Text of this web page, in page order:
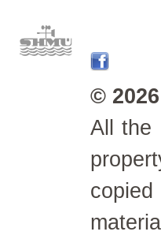
©
All the